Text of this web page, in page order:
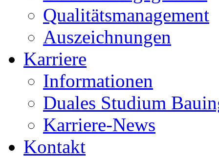
Qualitätsmanagement
Auszeichnungen
Karriere
Informationen
Duales Studium
Karriere-News
Kontakt